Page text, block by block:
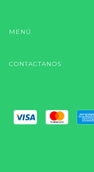
MENÚ
CONTACTANOS